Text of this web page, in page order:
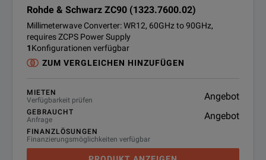
Rohde & Schwarz ZC90 (1323.7600.02)
Millimeterwave Converter: WR12, 60GHz to 90GHz,
requires ZCPS Power Supply
1Konfigurationen verfügbar
ZUM VERGLEICHEN HINZUFÜGEN
MIETEN
Verfügbarkeit prüfen
Angebot
GEBRAUCHT
Anfrage
Angebot
FINANZLÖSUNGEN
Finanzierungsmöglichkeiten verfügbar